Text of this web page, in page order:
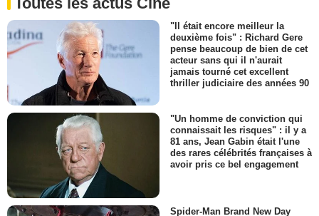
"Il était encore meilleur la
deuxième fois" : Richard Gere
pense beaucoup de bien de cet
acteur sans qui il n'aurait
jamais tourné cet excellent
thriller judiciaire des années 90
"Un homme de conviction qui
connaissait les risques" : il y a
81 ans, Jean Gabin était l'une
des rares célébrités françaises à
avoir pris ce bel engagement
Spider-Man Brand New Day